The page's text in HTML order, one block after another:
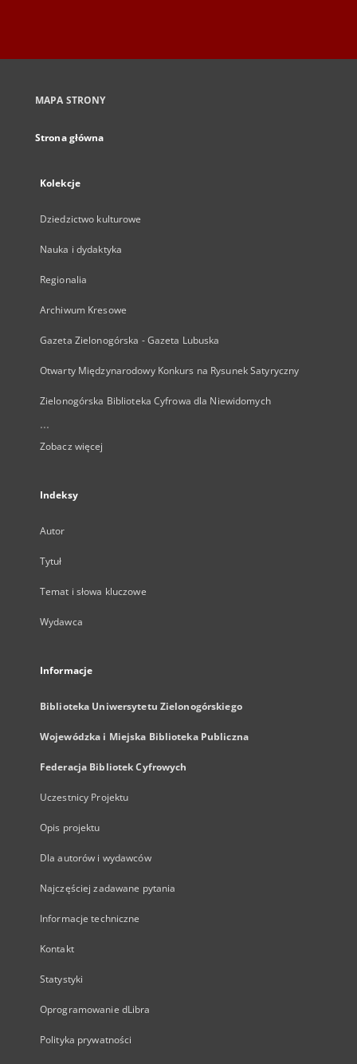
MAPA STRONY
Strona główna
Kolekcje
Dziedzictwo kulturowe
Nauka i dydaktyka
Regionalia
Archiwum Kresowe
Gazeta Zielonogórska - Gazeta Lubuska
Otwarty Międzynarodowy Konkurs na Rysunek Satyryczny
Zielonogórska Biblioteka Cyfrowa dla Niewidomych
...
Zobacz więcej
Indeksy
Autor
Tytuł
Temat i słowa kluczowe
Wydawca
Informacje
Biblioteka Uniwersytetu Zielonogórskiego
Wojewódzka i Miejska Biblioteka Publiczna
Federacja Bibliotek Cyfrowych
Uczestnicy Projektu
Opis projektu
Dla autorów i wydawców
Najczęściej zadawane pytania
Informacje techniczne
Kontakt
Statystyki
Oprogramowanie dLibra
Polityka prywatności